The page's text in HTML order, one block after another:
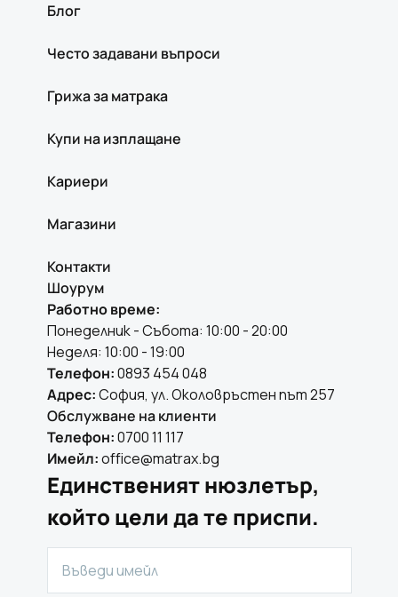
Блог
Често задавани въпроси
Грижа за матрака
Купи на изплащане
Кариери
Магазини
Контакти
Шоурум
Работно време:
Понеделник - Събота: 10:00 - 20:00
Неделя: 10:00 - 19:00
Телефон:0893 454 048
Адрес:София, ул. Околовръстен път 257
Обслужване на клиенти
Телефон:0700 11 117
Имейл:office@matrax.bg
Единственият нюзлетър,
който цели да те приспи.